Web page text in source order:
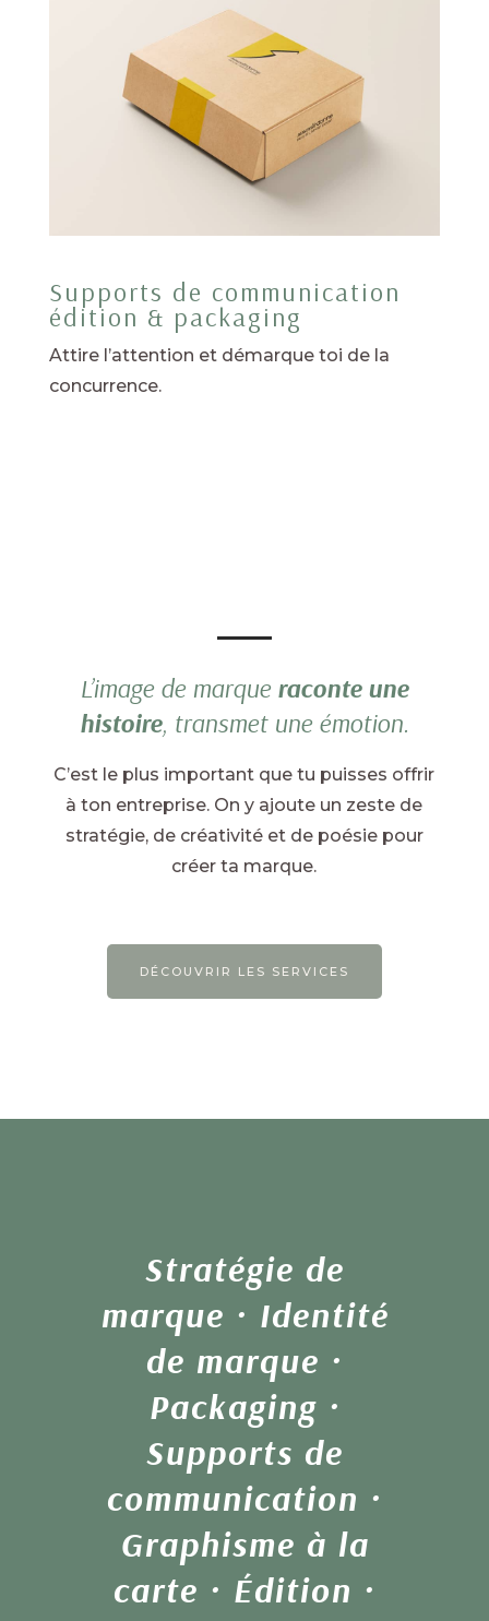
Supports de communication
édition & packaging
Attire l’attention et démarque toi de la
concurrence.
L’image de marque raconte une
histoire, transmet une émotion.
C’est le plus important que tu puisses offrir
à ton entreprise. On y ajoute un zeste de
stratégie, de créativité et de poésie pour
créer ta marque.
DÉCOUVRIR LES SERVICES
Stratégie de
marque · Identité
de marque ·
Packaging ·
Supports de
communication ·
Graphisme à la
carte · Édition ·